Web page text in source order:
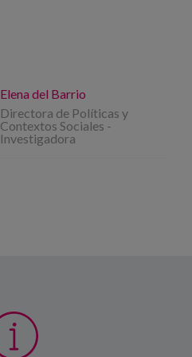
Elena del Barrio
Directora de Políticas y
Contextos Sociales -
Investigadora